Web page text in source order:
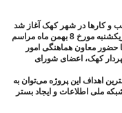
و کارها در شهر کهک آغاز شد
به گزارش روابط عمومی شهرداری کهک ، صبح امروزیکشنبه مورخ 8 بهمن ماه مراسم
حضور معاون هماهنگی امور
کهک، اعضای شورای
اهداف این پروژه می‌توان به
ملی اطلاعات و ایجاد بستر